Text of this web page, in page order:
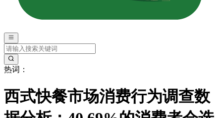
热词：
西式快餐市场消费行为调查数